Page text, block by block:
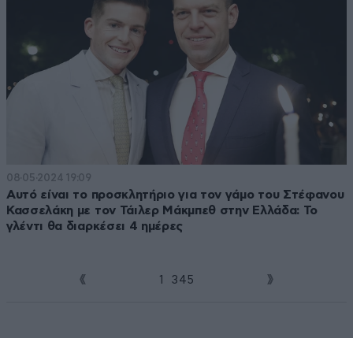
08·05·2024 19:09
Αυτό είναι το προσκλητήριο για τον γάμο του Στέφανου
Κασσελάκη με τον Τάιλερ Μάκμπεθ στην Ελλάδα: Το
γλέντι θα διαρκέσει 4 ημέρες
1 3 4 5